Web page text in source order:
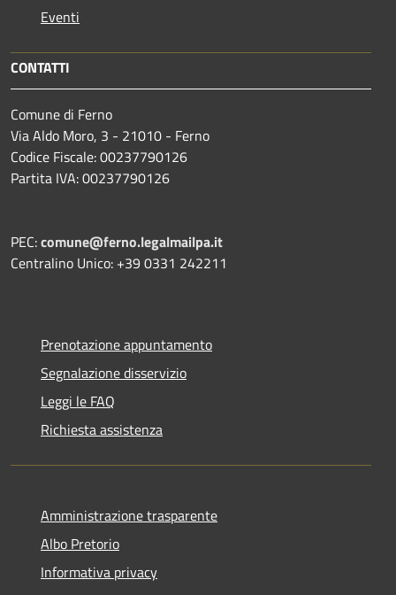
Eventi
CONTATTI
Comune di Ferno
Via Aldo Moro, 3 - 21010 - Ferno
Codice Fiscale: 00237790126
Partita IVA: 00237790126
PEC:comune@ferno.legalmailpa.it
Centralino Unico: +39 0331 242211
Prenotazione appuntamento
Segnalazione disservizio
Leggi le FAQ
Richiesta assistenza
Amministrazione trasparente
Albo Pretorio
Informativa privacy